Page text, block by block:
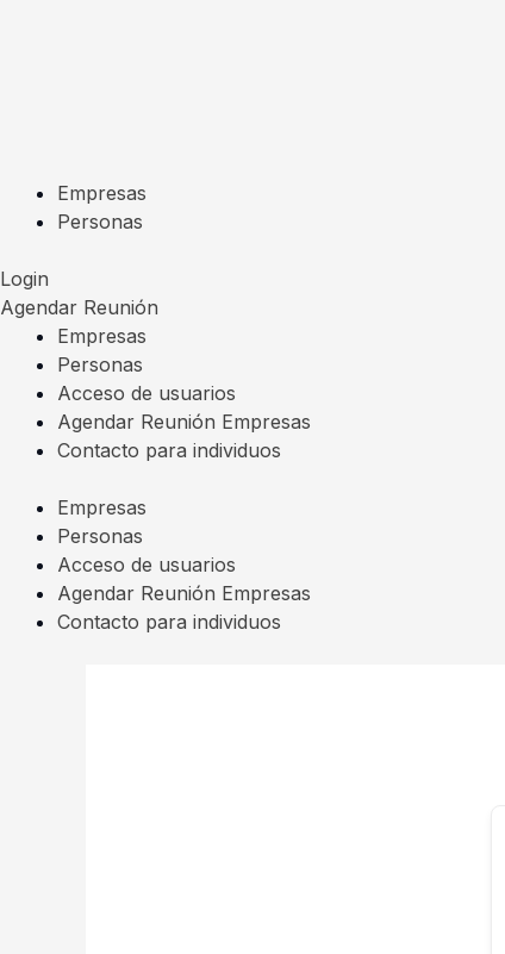
Empresas
Personas
Login
Agendar Reunión
Empresas
Personas
Acceso de usuarios
Agendar Reunión Empresas
Contacto para individuos
Empresas
Personas
Acceso de usuarios
Agendar Reunión Empresas
Contacto para individuos